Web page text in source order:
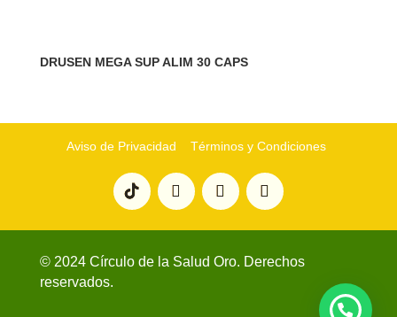
DRUSEN MEGA SUP ALIM 30 CAPS
Aviso de Privacidad Términos y Condiciones
© 2024 Círculo de la Salud Oro. Derechos
reservados.